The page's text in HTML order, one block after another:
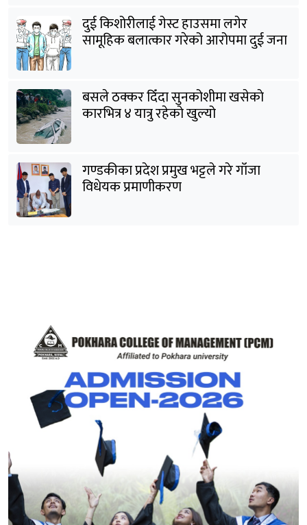
दुई किशोरीलाई गेस्ट हाउसमा लगेर
सामूहिक बलात्कार गरेको आरोपमा दुई जना
पक्राउ
बसले ठक्कर दिँदा सुनकोशीमा खसेकाे
कारभित्र ४ यात्रु रहेको खुल्यो
गण्डकीका प्रदेश प्रमुख भट्टले गरे गाँजा
विधेयक प्रमाणीकरण